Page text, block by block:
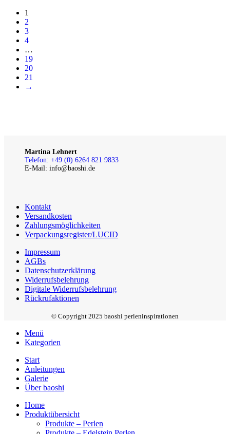
1
2
3
4
…
19
20
21
→
Martina Lehnert
Telefon: +49 (0) 6264 821 9833
E-Mail: info@baoshi.de
Kontakt
Versandkosten
Zahlungsmöglichkeiten
Verpackungsregister/LUCID
Impressum
AGBs
Datenschutzerklärung
Widerrufsbelehrung
Digitale Widerrufsbelehrung
Rückrufaktionen
© Copyright 2025 baoshi perleninspirationen
Menü
Kategorien
Start
Anleitungen
Galerie
Über baoshi
Home
Produktübersicht
Produkte – Perlen